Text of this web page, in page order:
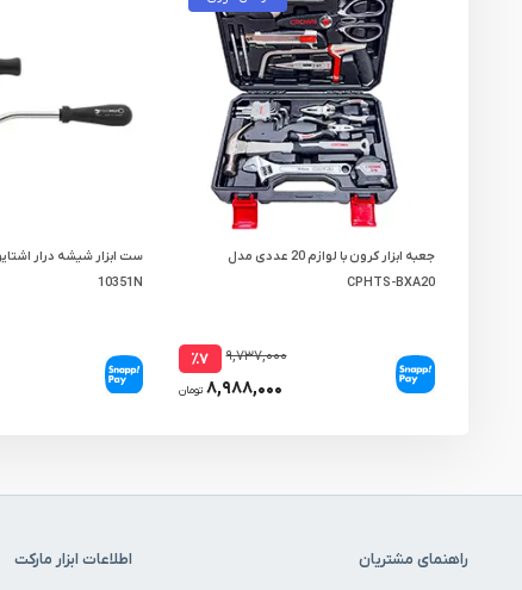
جعبه ابزار کرون با لوازم 20 عددی مدل
CPHTS-BXA20
۹,۷۳۷,۰۰۰ ٪۷
۸,۹۸۸,۰۰۰ تومان
10351N
راهنمای مشتریان اطلاعات ابزار مارکت